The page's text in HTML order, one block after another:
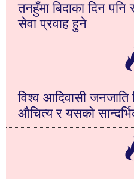
तनहुँमा बिदाका दिन पनि
सेवा प्रवाह हुने
विश्व आदिवासी
औचित्य र यसको